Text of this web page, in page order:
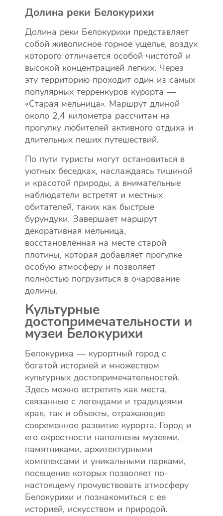
Долина реки Белокурихи
Долина реки Белокурихи представляет
собой живописное горное ущелье, воздух
которого отличается особой чистотой и
высокой концентрацией легких. Через
эту территорию проходит один из самых
популярных терренкуров курорта —
«Старая мельница». Маршрут длиной
около 2,4 километра рассчитан на
прогулку любителей активного отдыха и
длительных пеших путешествий.
По пути туристы могут остановиться в
уютных беседках, наслаждаясь тишиной
и красотой природы, а внимательные
наблюдатели встретят и местных
обитателей, таких как быстрые
бурундуки. Завершает маршрут
декоративная мельница,
восстановленная на месте старой
плотины, которая добавляет прогулке
особую атмосферу и позволяет
полностью погрузиться в очарование
долины.
Культурные
достопримечательности и
музеи Белокурихи
Белокуриха — курортный город с
богатой историей и множеством
культурных достопримечательностей.
Здесь можно встретить как места,
связанные с легендами и традициями
края, так и объекты, отражающие
современное развитие курорта. Город и
его окрестности наполнены музеями,
памятниками, архитектурными
комплексами и уникальными парками,
посещение которых позволяет по-
настоящему прочувствовать атмосферу
Белокурихи и познакомиться с ее
историей, искусством и природой.